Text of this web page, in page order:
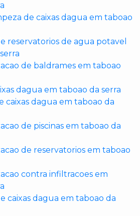
de caixas dagua em taboao
reservatorios de agua potavel
de baldrames em taboao
dagua em taboao da serra
caixas dagua em taboao da
de piscinas em taboao da
de reservatorios em taboao
contra infiltracoes em
caixas dagua em taboao da